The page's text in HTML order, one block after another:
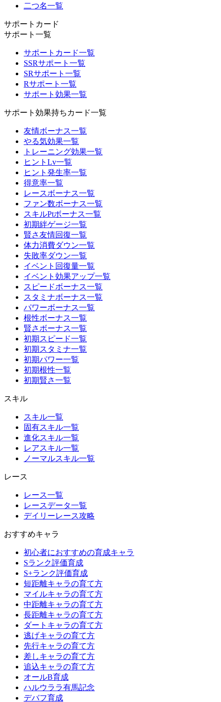
二つ名一覧
サポートカード
サポート一覧
サポートカード一覧
SSRサポート一覧
SRサポート一覧
Rサポート一覧
サポート効果一覧
サポート効果持ちカード一覧
友情ボーナス一覧
やる気効果一覧
トレーニング効果一覧
ヒントLv一覧
ヒント発生率一覧
得意率一覧
レースボーナス一覧
ファン数ボーナス一覧
スキルPtボーナス一覧
初期絆ゲージ一覧
賢さ友情回復一覧
体力消費ダウン一覧
失敗率ダウン一覧
イベント回復量一覧
イベント効果アップ一覧
スピードボーナス一覧
スタミナボーナス一覧
パワーボーナス一覧
根性ボーナス一覧
賢さボーナス一覧
初期スピード一覧
初期スタミナ一覧
初期パワー一覧
初期根性一覧
初期賢さ一覧
スキル
スキル一覧
固有スキル一覧
進化スキル一覧
レアスキル一覧
ノーマルスキル一覧
レース
レース一覧
レースデータ一覧
デイリーレース攻略
おすすめキャラ
初心者におすすめの育成キャラ
Sランク評価育成
S+ランク評価育成
短距離キャラの育て方
マイルキャラの育て方
中距離キャラの育て方
長距離キャラの育て方
ダートキャラの育て方
逃げキャラの育て方
先行キャラの育て方
差しキャラの育て方
追込キャラの育て方
オールB育成
ハルウララ有馬記念
デバフ育成